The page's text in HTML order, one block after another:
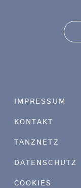
Footer menu
IMPRESSUM
KONTAKT
TANZNETZ
DATENSCHUTZ
COOKIES